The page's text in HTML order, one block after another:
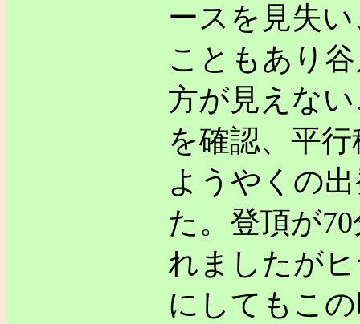
ースを見失
こともあり
方が見えな
を確認、平
ようやくの
た。登頂が
れましたが
にしてもこ